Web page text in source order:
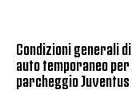
Condizioni generali
auto temporaneo
parcheggio Juventus